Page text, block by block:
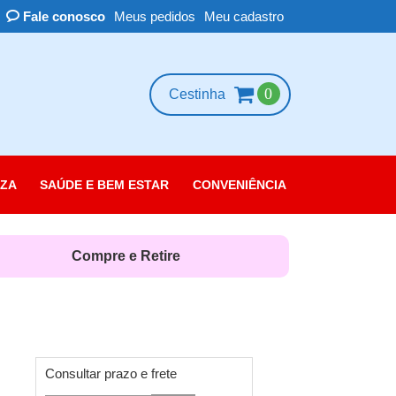
Fale conosco Meus pedidos Meu cadastro
Cestinha 0
das Unhas
e Colônia
SAÚDE E BEM ESTAR CONVENIÊNCIA
Compre e Retire
Consultar prazo e frete